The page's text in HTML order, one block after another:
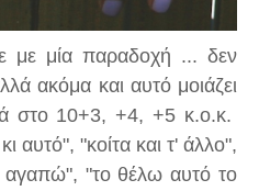
με μία παραδοχή ... δεν
ακόμα και αυτό μοιάζει
στο 10+3, +4, +5 κ.ο.κ.
αυτό", "κοίτα και τ' άλλο",
αγαπώ", "το θέλω αυτό το